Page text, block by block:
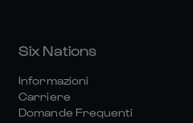
Six Nations
Informazioni
Carriere
Domande Frequenti